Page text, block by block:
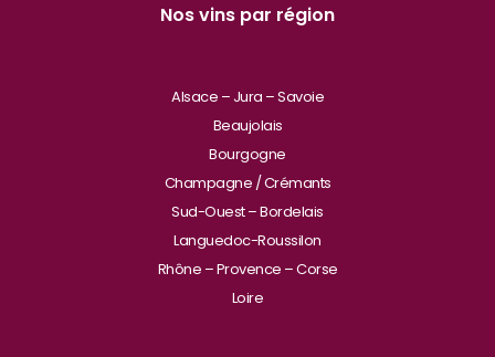
Nos vins par région
Alsace – Jura – Savoie
Beaujolais
Bourgogne
Champagne / Crémants
Sud-Ouest – Bordelais
Languedoc-Roussilon
Rhône – Provence – Corse
Loire